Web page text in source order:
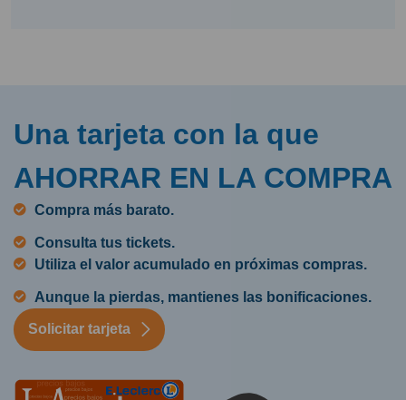
Una tarjeta con la que
AHORRAR EN LA COMPRA
Compra más barato.
Consulta tus tickets.
Utiliza el valor acumulado en próximas compras.
Aunque la pierdas, mantienes las bonificaciones.
Solicitar tarjeta